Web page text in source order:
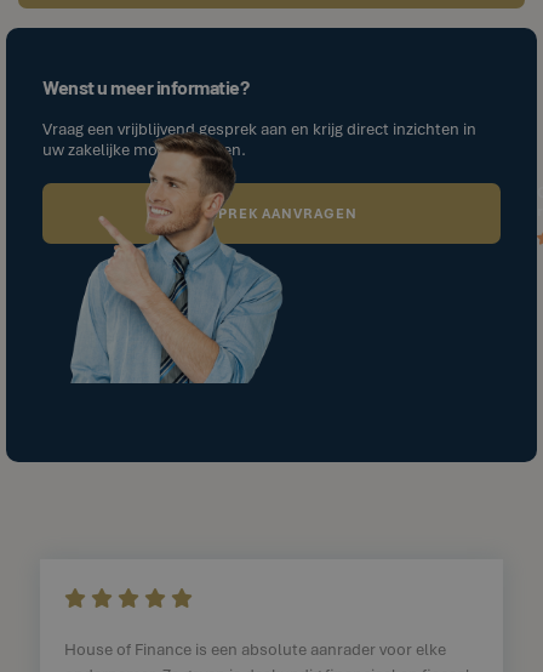
Wenst u meer informatie?
Vraag een vrijblijvend gesprek aan en krijg direct inzichten in
uw zakelijke mogelijkheden.
GESPREK AANVRAGEN
    
House of Finance is een absolute aanrader voor elke